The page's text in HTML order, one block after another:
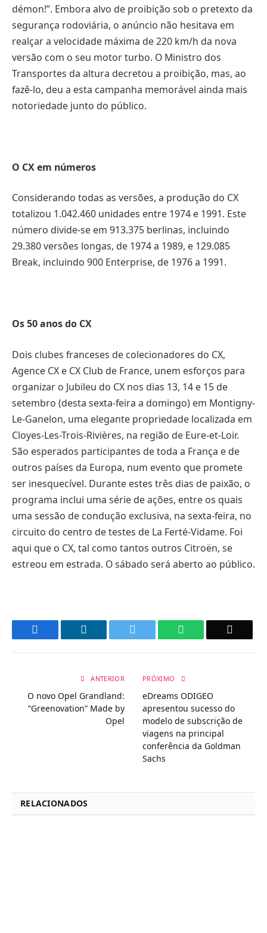
démon!”. Embora alvo de proibição sob o pretexto da
segurança rodoviária, o anúncio não hesitava em
realçar a velocidade máxima de 220 km/h da nova
versão com o seu motor turbo. O Ministro dos
Transportes da altura decretou a proibição, mas, ao
fazê-lo, deu a esta campanha memorável ainda mais
notoriedade junto do público.
O CX em números
Considerando todas as versões, a produção do CX
totalizou 1.042.460 unidades entre 1974 e 1991. Este
número divide-se em 913.375 berlinas, incluindo
29.380 versões longas, de 1974 a 1989, e 129.085
Break, incluindo 900 Enterprise, de 1976 a 1991.
Os 50 anos do CX
Dois clubes franceses de colecionadores do CX,
Agence CX e CX Club de France, unem esforços para
organizar o Jubileu do CX nos dias 13, 14 e 15 de
setembro (desta sexta-feira a domingo) em Montigny-
Le-Ganelon, uma elegante propriedade localizada em
Cloyes-Les-Trois-Rivières, na região de Eure-et-Loir.
São esperados participantes de toda a França e de
outros países da Europa, num evento que promete
ser inesquecível. Durante estes três dias de paixão, o
programa inclui uma série de ações, entre os quais
uma sessão de condução exclusiva, na sexta-feira, no
circuito do centro de testes de La Ferté-Vidame. Foi
aqui que o CX, tal como tantos outros Citroën, se
estreou em estrada. O sábado será aberto ao público.
WhatsApp
ANTERIOR
O novo Opel Grandland:
“Greenovation” Made by
Opel
PRÓXIMO
eDreams ODIGEO
apresentou sucesso do
modelo de subscrição de
viagens na principal
conferência da Goldman
Sachs
RELACIONADOS